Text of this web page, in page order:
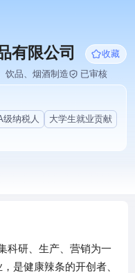
有限公司
收藏
饮品、烟酒制造
已审核
级纳税人 大学生就业贡献
科研、生产、营销为一
是健康辣条的开创者、